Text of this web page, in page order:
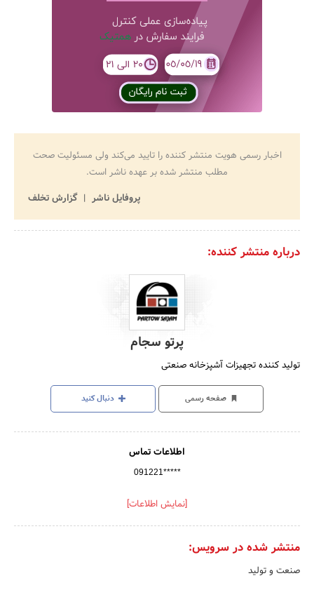
اخبار رسمی هویت منتشر کننده را تایید می‌کند ولی مسئولیت صحت
مطلب منتشر شده بر عهده ناشر است.
پروفایل ناشر
گزارش تخلف
درباره منتشر کننده:
پرتو سجام
تولید کننده تجهیزات آشپزخانه صنعتی
صفحه رسمی دنبال کنید
اطلاعات تماس
091221*****
[نمایش اطلاعات]
منتشر شده در سرویس:
صنعت و تولید